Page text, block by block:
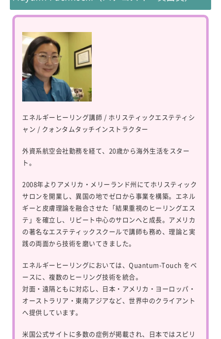
エネルギーヒーリング講師 / ホリスティックエステティシ
ャン / クォンタムタッチインストラクター
外資系航空会社勤務を経て、20歳から海外生活をスター
ト。
2008年よりアメリカ・メリーランド州にてホリスティック
サロンを開業し、異国の地でゼロから事業を構築。エネル
ギーと皮膚理論を融合させた「結果重視のヒーリングエス
テ」を確立し、リピート中心のサロンへと成長。アメリカ
の著名なエステティックスクールで講師も務め、理論と実
践の両面から技術を磨いてきました。
エネルギーヒーリングにおいては、 Quantum-Touch をベ
ースに、複数のヒーリング技術を統合。
対面・遠隔ともに対応し、日本・アメリカ・ヨーロッパ・
オーストラリア・東南アジアなど、世界中のクライアント
へ提供しています。
米国公式サイトに多数の症例が掲載され、日本ではスピリ